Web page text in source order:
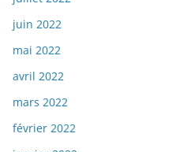
juin 2022
mai 2022
avril 2022
mars 2022
février 2022